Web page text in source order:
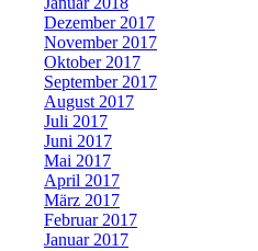
Dezember 2017
November 2017
Oktober 2017
September 2017
August 2017
Juli 2017
Juni 2017
Mai 2017
April 2017
März 2017
Februar 2017
Januar 2017